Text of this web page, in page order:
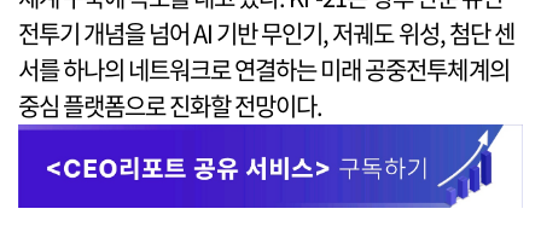
전투기 개념을 넘어 AI 기반 무인기, 저궤도 위성, 첨단 센
서를 하나의 네트워크로 연결하는 미래 공중전투체계의
중심 플랫폼으로 진화할 전망이다.